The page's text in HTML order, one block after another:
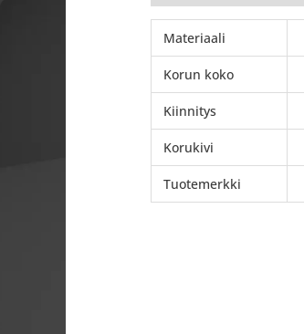
Materiaali
Korun koko
Kiinnitys
Korukivi
Tuotemerkki